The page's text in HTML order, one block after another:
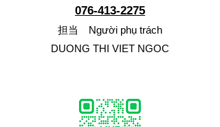
076-413-2275
担当 Người phụ trách
DUONG THI VIET NGOC